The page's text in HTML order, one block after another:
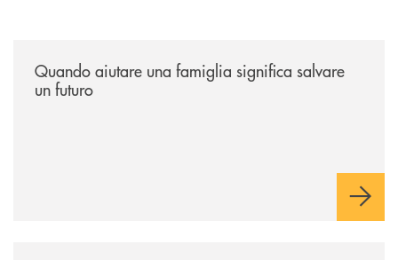
Quando aiutare una famiglia significa salvare
un futuro